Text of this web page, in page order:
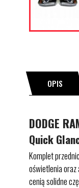
OPIS
DODGE
Quick
Komplet
oświetlenia
cenią solidne